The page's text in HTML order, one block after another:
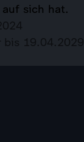
auf sich hat.
bis 19.04.2029